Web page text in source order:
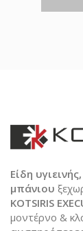
Είδη
μπάνιου
KOTSIRIS
μοντέρνο &